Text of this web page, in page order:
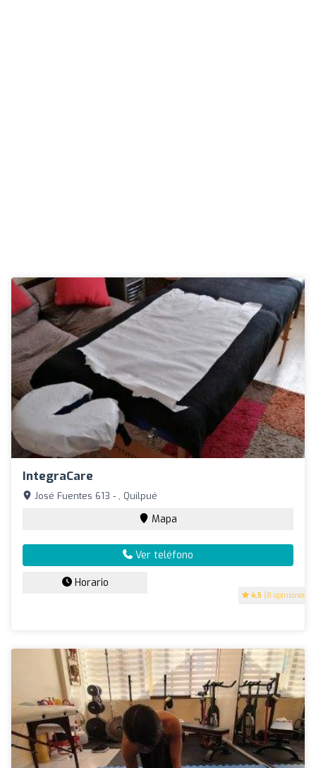
IntegraCare
4.5 (8 opiniones)
José Fuentes 613 - , Quilpué
Mapa
Ver teléfono
Horario